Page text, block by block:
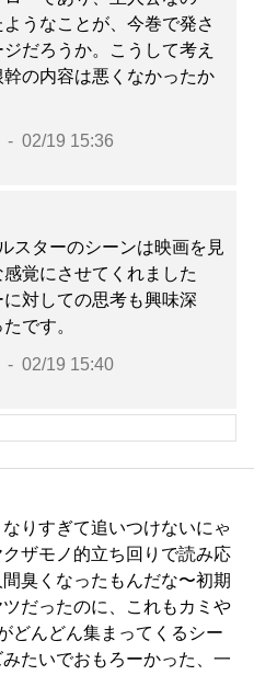
うなことが、今巻で発さ
だろうか。こうして考え
の内容は悪くなかったか
02/19 15:36
スターのシーンは映画を見
覚にさせてくれました
に対しての思考も興味深
です。
02/19 15:40
りすぎて追いつけないにゃ
ザモノ的立ち回りで読み応
臭くなったもんだな〜初期
だったのに、これもカミや
どんどん集まってくるシー
たいでおもろーかった、一